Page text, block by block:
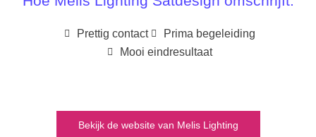
Prettig contact
Prima begeleiding
Mooi eindresultaat
Bekijk de website van Melis Lighting